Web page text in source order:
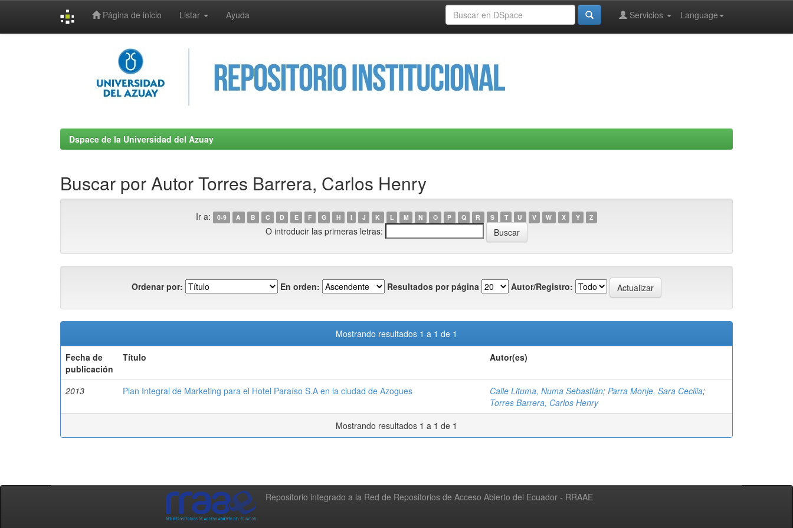
Página de inicio Listar Ayuda Language
Servicios
Dspace de la Universidad del Azuay
Buscar por Autor Torres Barrera, Carlos Henry
Ir a: 0-9 A B C D E F G H I J K L M N O P Q R S T U V W X Y Z
O introducir las primeras letras:
Ordenar por: En orden: Resultados por página Autor/Registro:
Mostrando resultados 1 a 1 de 1
Fecha de
publicación
Título Autor(es)
2013 Plan Integral de Marketing para el Hotel Paraíso S.A en la ciudad de Azogues Calle Lituma, Numa Sebastián; Parra Monje, Sara Cecilia;
Torres Barrera, Carlos Henry
Mostrando resultados 1 a 1 de 1
Repositorio integrado a la Red de Repositorios de Acceso Abierto del Ecuador - RRAAE